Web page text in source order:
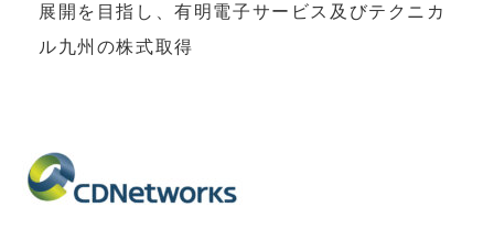
展開を目指し、有明電子サービス及びテクニカ
ル九州の株式取得